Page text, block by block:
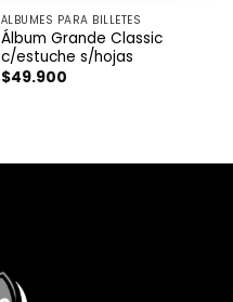
ÁLBUMES PARA BILLETES
Álbum Grande Classic
c/estuche s/hojas
$49.900